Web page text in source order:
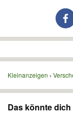
Kleinanzeigen
Das könnte